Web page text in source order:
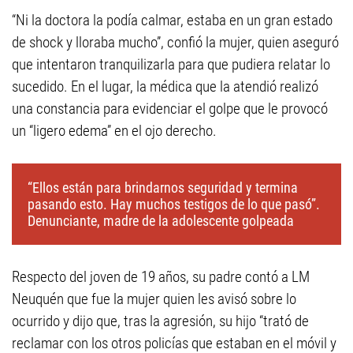
“Ni la doctora la podía calmar, estaba en un gran estado
de shock y lloraba mucho”, confió la mujer, quien aseguró
que intentaron tranquilizarla para que pudiera relatar lo
sucedido. En el lugar, la médica que la atendió realizó
una constancia para evidenciar el golpe que le provocó
un “ligero edema” en el ojo derecho.
“Ellos están para brindarnos seguridad y termina
pasando esto. Hay muchos testigos de lo que pasó”.
Denunciante, madre de la adolescente golpeada
Respecto del joven de 19 años, su padre contó a LM
Neuquén que fue la mujer quien les avisó sobre lo
ocurrido y dijo que, tras la agresión, su hijo “trató de
reclamar con los otros policías que estaban en el móvil y